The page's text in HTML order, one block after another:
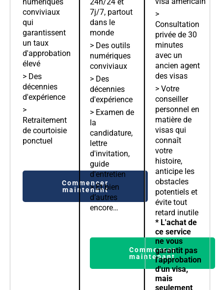
numériques
conviviaux
qui
garantissent
un taux
d'approbation
élevé
> Des
décennies
d'expérience
>
Retraitement
de courtoisie
ponctuel
Commencer
maintenant
24h/24 et
7j/7, partout
dans le
monde
> Des outils
numériques
conviviaux
> Des
décennies
d'expérience
> Examen de
la
candidature,
lettre
d'invitation,
guide
d'entretien
> Et bien
d’autres
encore…
Commencer
maintenant
>
Consultation
privée de 30
minutes
avec un
ancien agent
des visas
> Votre
conseiller
personnel en
matière de
visas qui
connaît
votre
histoire,
anticipe les
obstacles
potentiels et
évite tout
retard inutile
* L'achat de
ce service
ne vous
garantit pas
l'approbation
d'un visa,
mais
seulement